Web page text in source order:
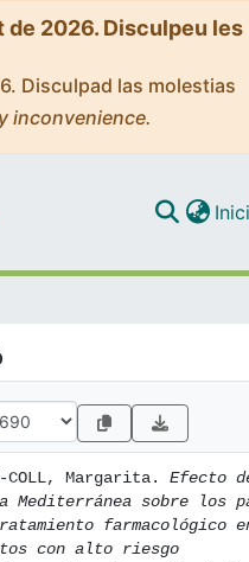
2026. Disculpeu les
Disculpad las molestias
inconvenience.
COLL, Margarita. Efecto
Mediterránea sobre los
farmacológico
con alto riesgo